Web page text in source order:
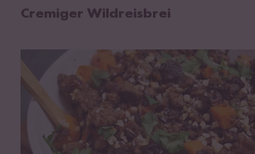
Cremiger Wildreisbrei